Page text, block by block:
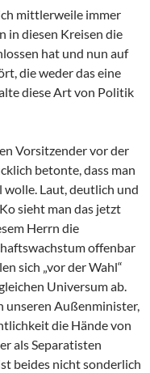
mittlerweile immer
in diesen Kreisen die
hat und nun auf
die weder das eine
diese Art von Politik
Vorsitzender vor der
betonte, dass man
Laut, deutlich und
sieht man das jetzt
Herrn die
offenbar
sich „vor der Wahl“
Universum ab.
unseren Außenminister,
die Hände von
als Separatisten
beides nicht sonderlich